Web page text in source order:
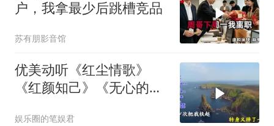
户，我拿最少后跳槽竞品
苏有朋影音馆
优美动听《红尘情歌》
《红颜知己》《无心的相
娱乐圈的笔娱君